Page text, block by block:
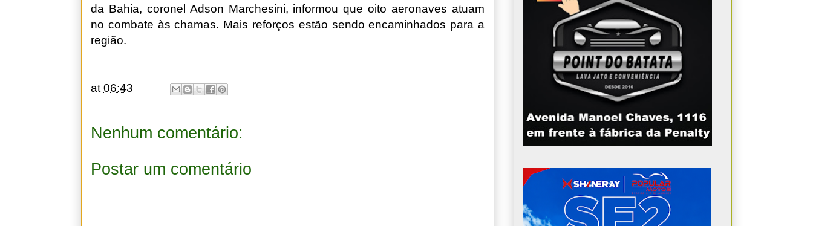
da Bahia, coronel Adson Marchesini, informou que oito aeronaves atuam
no combate às chamas. Mais reforços estão sendo encaminhados para a
região.
at06:43
Nenhum comentário:
Postar um comentário